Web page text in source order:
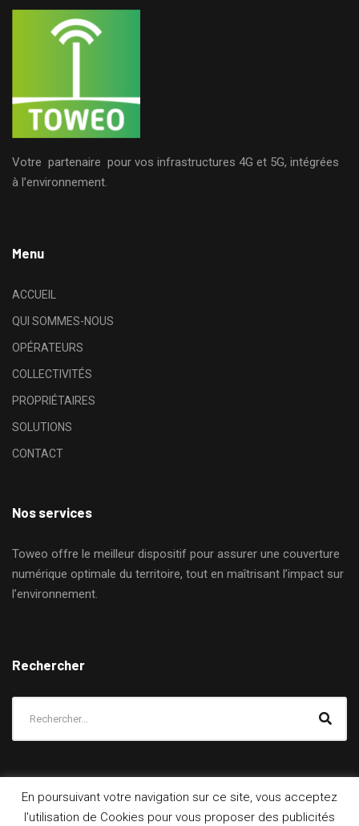
Votre partenaire pour vos infrastructures 4G et 5G, intégrées
à l’environnement.
Menu
ACCUEIL
QUI SOMMES-NOUS
OPÉRATEURS
COLLECTIVITÉS
PROPRIÉTAIRES
SOLUTIONS
CONTACT
Nos services
Toweo offre le meilleur dispositif pour assurer une couverture
numérique optimale du territoire, tout en maîtrisant l’impact sur
l’environnement.
Rechercher
Mentions légales Politique de confidentialité
En poursuivant votre navigation sur ce site, vous acceptez
l'utilisation de Cookies pour vous proposer des publicités